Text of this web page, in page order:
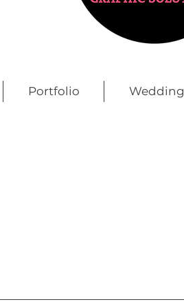
Portfolio Wedding